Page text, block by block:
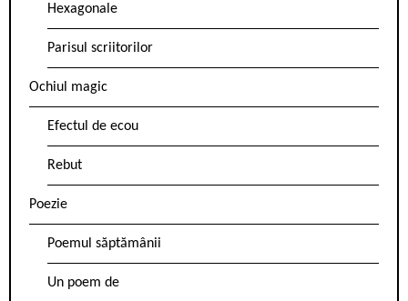
Hexagonale
Parisul scriitorilor
Ochiul magic
Efectul de ecou
Rebut
Poezie
Poemul săptămânii
Un poem de